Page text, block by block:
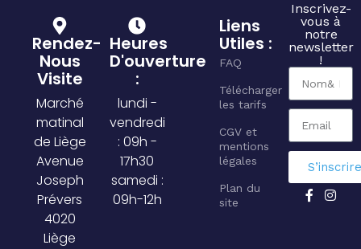
Rendez-
Nous
Visite
Marché
matinal
de Liège
Avenue
Joseph
Prévers
4020
Liège
Heures
D'ouverture
:
lundi -
vendredi
: 09h -
17h30
samedi :
09h-12h
Liens
Utiles :
FAQ
Télécharger
les tarifs
CGV et
mentions
légales
Plan du
site
Inscrivez-
vous à
notre
newsletter
!